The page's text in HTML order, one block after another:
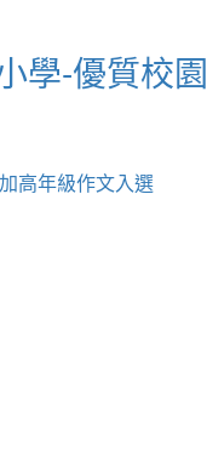
學-優質校園
高年級作文入選